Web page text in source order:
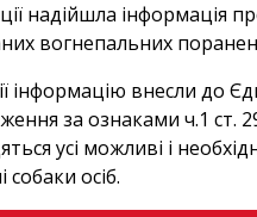
надійшла інформація
вогнепальних
інформацію внесли до
за ознаками ч.1 ст.
усі можливі і
собаки осіб.